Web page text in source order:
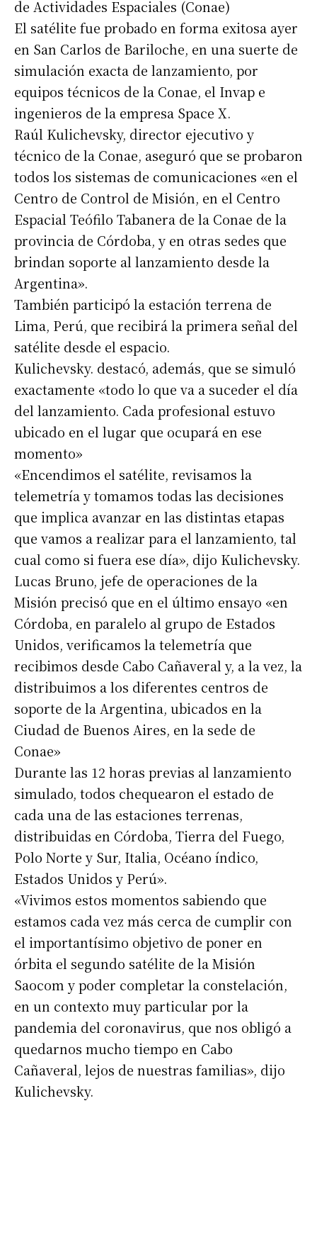
de Actividades Espaciales (Conae)
El satélite fue probado en forma exitosa ayer
en San Carlos de Bariloche, en una suerte de
simulación exacta de lanzamiento, por
equipos técnicos de la Conae, el Invap e
ingenieros de la empresa Space X.
Raúl Kulichevsky, director ejecutivo y
técnico de la Conae, aseguró que se probaron
todos los sistemas de comunicaciones «en el
Centro de Control de Misión, en el Centro
Espacial Teófilo Tabanera de la Conae de la
provincia de Córdoba, y en otras sedes que
brindan soporte al lanzamiento desde la
Argentina».
También participó la estación terrena de
Lima, Perú, que recibirá la primera señal del
satélite desde el espacio.
Kulichevsky. destacó, además, que se simuló
exactamente «todo lo que va a suceder el día
del lanzamiento. Cada profesional estuvo
ubicado en el lugar que ocupará en ese
momento»
«Encendimos el satélite, revisamos la
telemetría y tomamos todas las decisiones
que implica avanzar en las distintas etapas
que vamos a realizar para el lanzamiento, tal
cual como si fuera ese día», dijo Kulichevsky.
Lucas Bruno, jefe de operaciones de la
Misión precisó que en el último ensayo «en
Córdoba, en paralelo al grupo de Estados
Unidos, verificamos la telemetría que
recibimos desde Cabo Cañaveral y, a la vez, la
distribuimos a los diferentes centros de
soporte de la Argentina, ubicados en la
Ciudad de Buenos Aires, en la sede de
Conae»
Durante las 12 horas previas al lanzamiento
simulado, todos chequearon el estado de
cada una de las estaciones terrenas,
distribuidas en Córdoba, Tierra del Fuego,
Polo Norte y Sur, Italia, Océano índico,
Estados Unidos y Perú».
«Vivimos estos momentos sabiendo que
estamos cada vez más cerca de cumplir con
el importantísimo objetivo de poner en
órbita el segundo satélite de la Misión
Saocom y poder completar la constelación,
en un contexto muy particular por la
pandemia del coronavirus, que nos obligó a
quedarnos mucho tiempo en Cabo
Cañaveral, lejos de nuestras familias», dijo
Kulichevsky.